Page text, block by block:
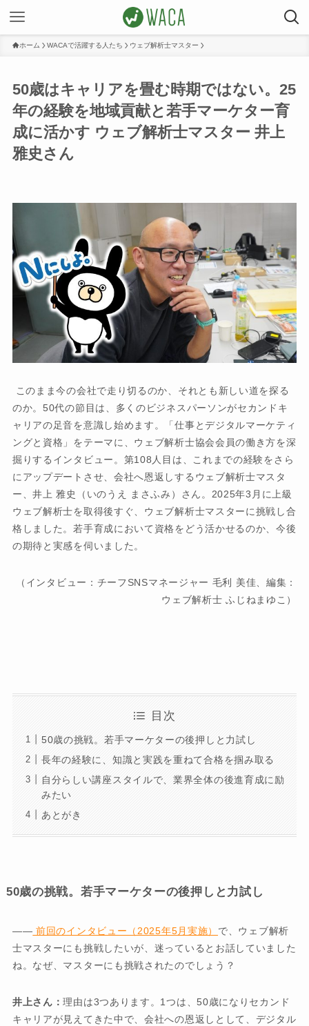
ホーム WACAで活躍する人たち ウェブ解析士マスター
50歳はキャリアを畳む時期ではない。25
年の経験を地域貢献と若手マーケター育
成に活かす ウェブ解析士マスター 井上
雅史さん
このまま今の会社で走り切るのか、それとも新しい道を探る
のか。50代の節目は、多くのビジネスパーソンがセカンドキ
ャリアの足音を意識し始めます。「仕事とデジタルマーケティ
ングと資格」をテーマに、ウェブ解析士協会会員の働き方を深
掘りするインタビュー。第108人目は、これまでの経験をさら
にアップデートさせ、会社へ恩返しするウェブ解析士マスタ
ー、井上 雅史（いのうえ まさふみ）さん。2025年3月に上級
ウェブ解析士を取得後すぐ、ウェブ解析士マスターに挑戦し合
格しました。若手育成において資格をどう活かせるのか、今後
の期待と実感を伺いました。
（インタビュー：チーフSNSマネージャー 毛利 美佳、編集：
ウェブ解析士 ふじねまゆこ）
目次
50歳の挑戦。若手マーケターの後押しと力試し
長年の経験に、知識と実践を重ねて合格を掴み取る
自分らしい講座スタイルで、業界全体の後進育成に励
みたい
あとがき
50歳の挑戦。若手マーケターの後押しと力試し
―― 前回のインタビュー（2025年5月実施） で、ウェブ解析
士マスターにも挑戦したいが、迷っているとお話していました
ね。なぜ、マスターにも挑戦されたのでしょう？
井上さん：理由は3つあります。1つは、50歳になりセカンド
キャリアが見えてきた中で、会社への恩返しとして、デジタル